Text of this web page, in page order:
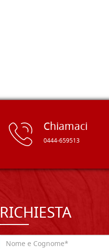
Chiamaci
0444-659513
RICHIESTA